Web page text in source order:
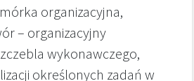
organizacyjna,
– organizacyjny
wykonawczego,
określonych zadań w